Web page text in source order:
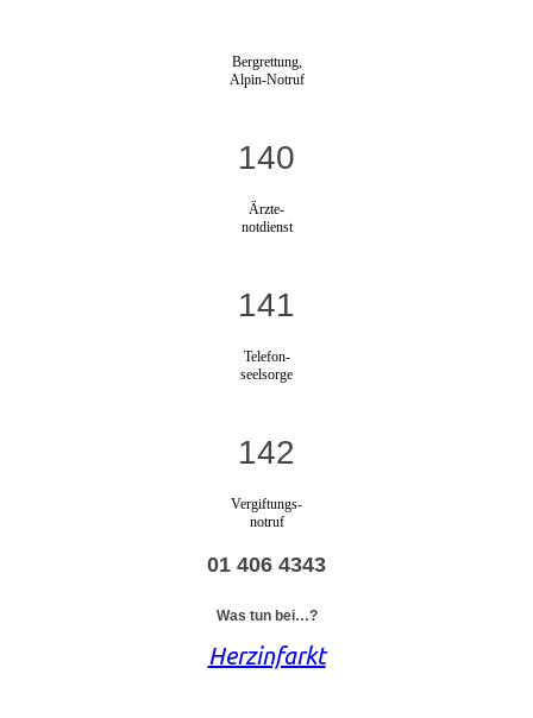
Bergrettung,
Alpin-Notruf
140
Ärzte-
notdienst
141
Telefon-
seelsorge
142
Vergiftungs-
notruf
01 406 4343
Was tun bei…?
Herzinfarkt